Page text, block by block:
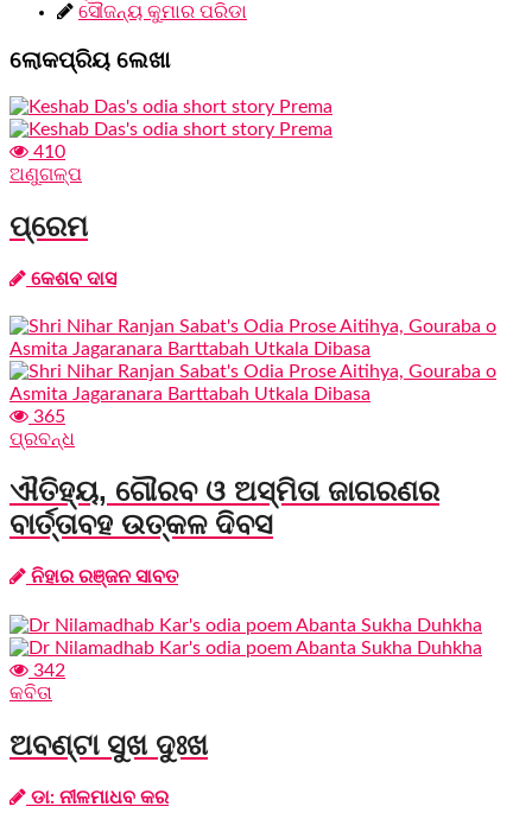
ସୌଜନ୍ୟ କୁମାର ପରିଡା
ଲୋକପ୍ରିୟ ଲେଖା
410
ଅଣୁଗଳ୍ପ
ପ୍ରେମ
କେଶବ ଦାସ
365
ପ୍ରବନ୍ଧ
ଐତିହ୍ୟ, ଗୌରବ ଓ ଅସ୍ମିତା ଜାଗରଣର
ବାର୍ତ୍ତାବହ ଉତ୍କଳ ଦିବସ
ନିହାର ରଞ୍ଜନ ସାବତ
342
କବିତା
ଅବଣ୍ଟା ସୁଖ ଦୁଃଖ
ଡା: ନୀଳମାଧବ କର